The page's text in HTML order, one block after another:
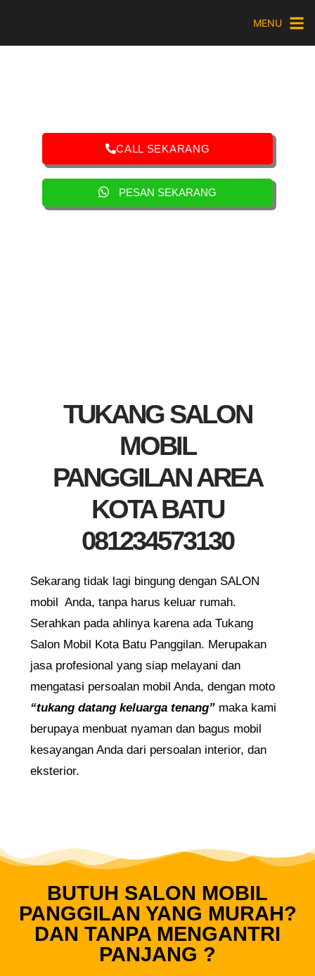
MENU
TUKANG SALON
MOBIL
PANGGILAN AREA
KOTA BATU
081234573130
Sekarang tidak lagi bingung dengan SALON
mobil Anda, tanpa harus keluar rumah.
Serahkan pada ahlinya karena ada Tukang
Salon Mobil Kota Batu Panggilan. Merupakan
jasa profesional yang siap melayani dan
mengatasi persoalan mobil Anda, dengan moto
“tukang datang keluarga tenang” maka kami
berupaya menbuat nyaman dan bagus mobil
kesayangan Anda dari persoalan interior, dan
eksterior.
CALL SEKARANG
PESAN SEKARANG
BUTUH SALON MOBIL
PANGGILAN YANG MURAH?
DAN TANPA MENGANTRI
PANJANG ?